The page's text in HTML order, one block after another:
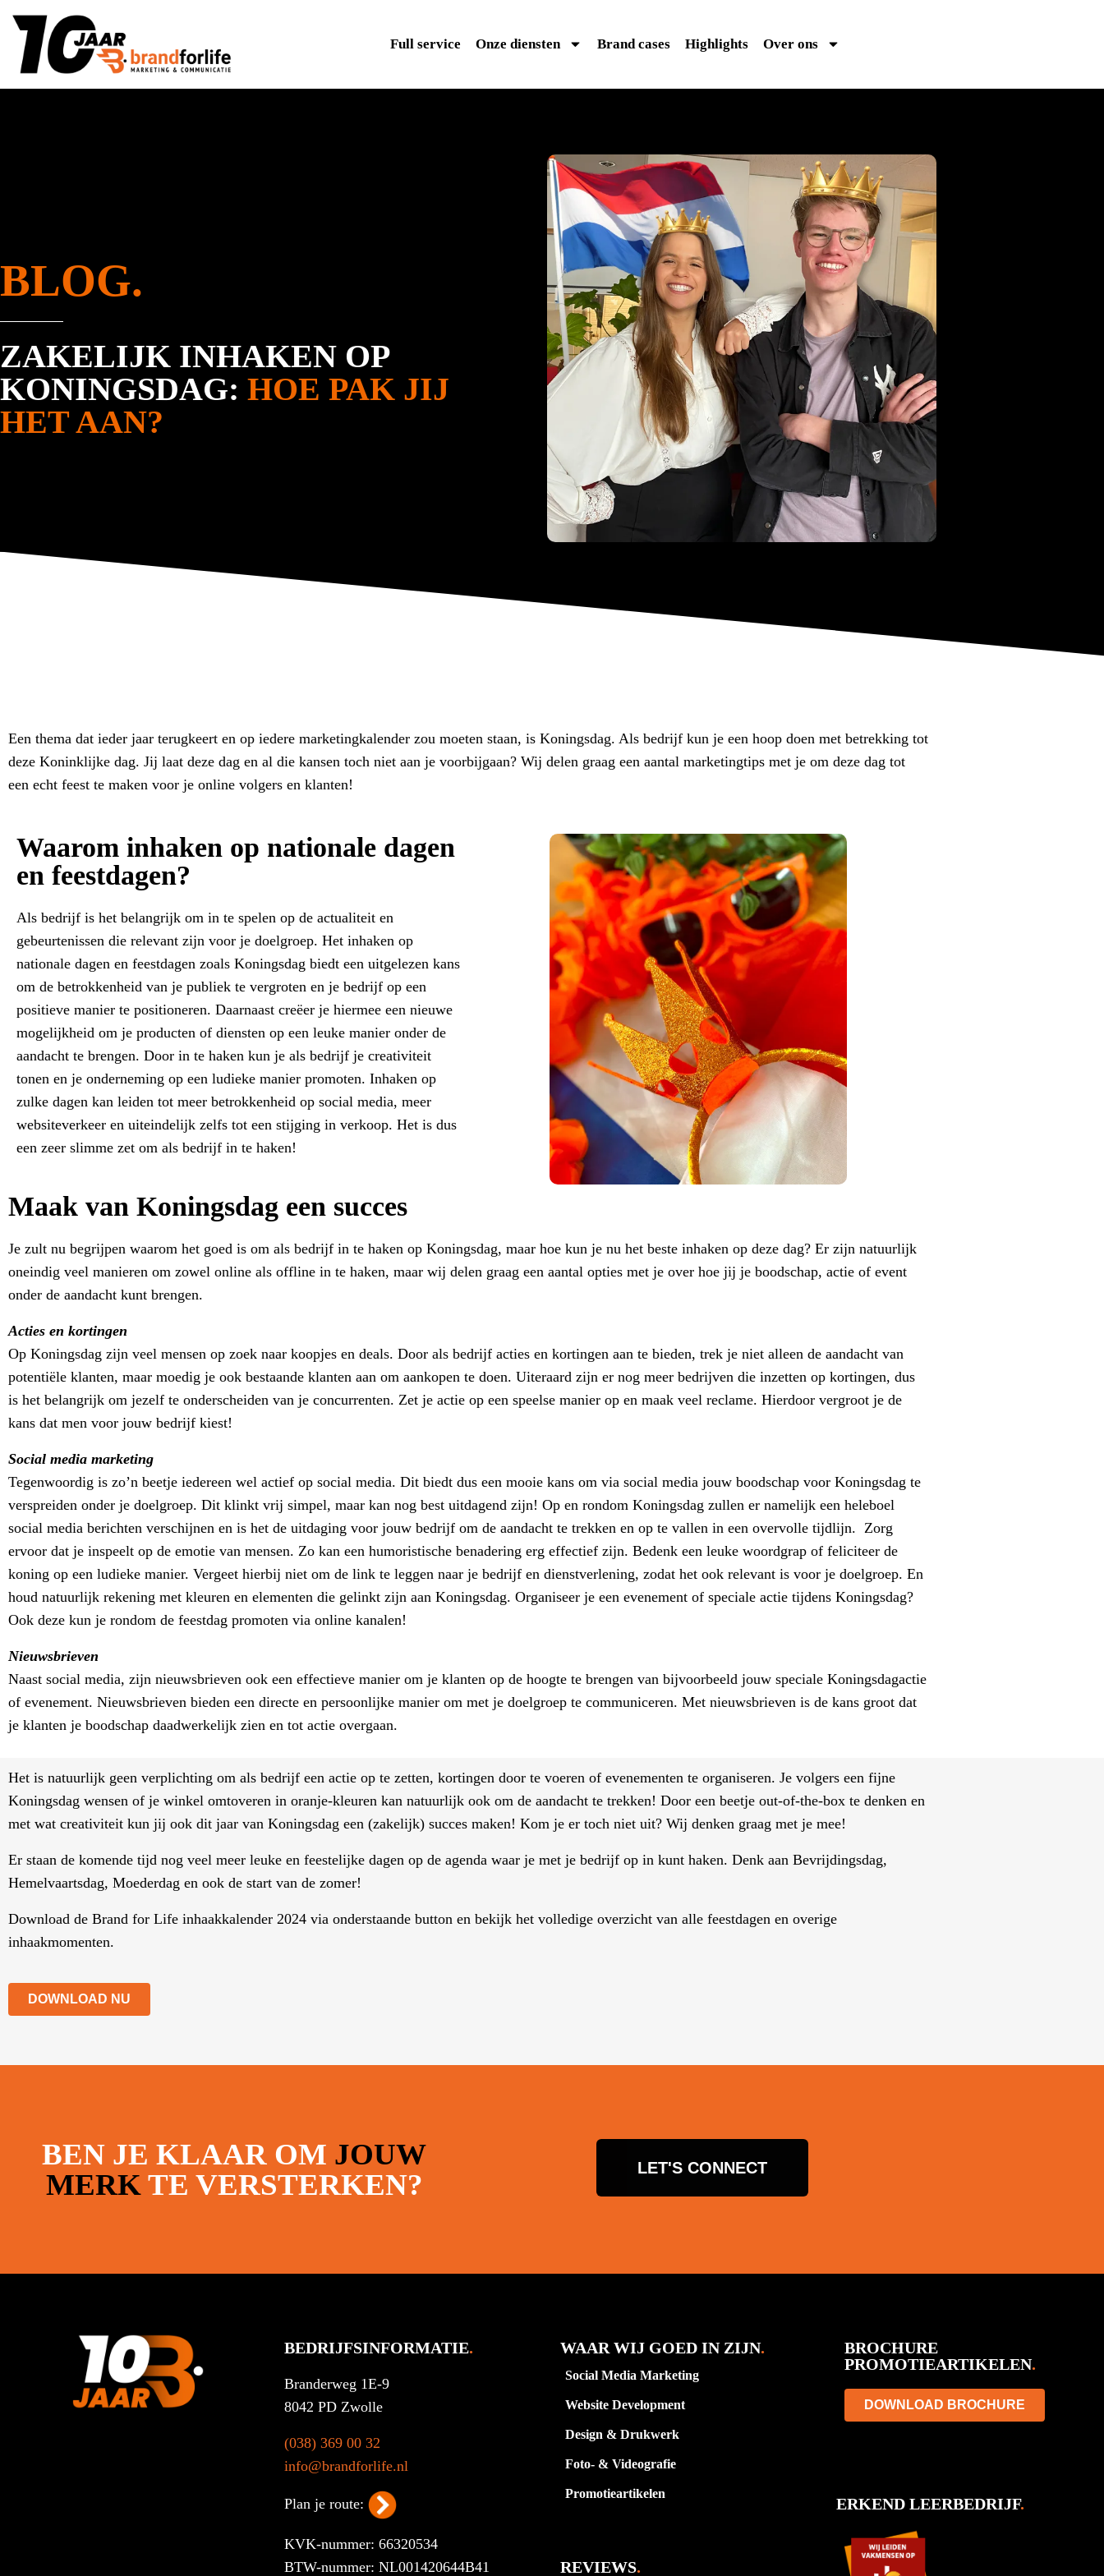
Full service Onze diensten Brand cases Highlights Over ons
BLOG.
ZAKELIJK INHAKEN OP
KONINGSDAG: HOE PAK JIJ
HET AAN?
Een thema dat ieder jaar terugkeert en op iedere marketingkalender zou moeten staan, is Koningsdag. Als bedrijf kun je een hoop doen met betrekking tot
deze Koninklijke dag. Jij laat deze dag en al die kansen toch niet aan je voorbijgaan? Wij delen graag een aantal marketingtips met je om deze dag tot
een echt feest te maken voor je online volgers en klanten!
Waarom inhaken op nationale dagen
en feestdagen?
Als bedrijf is het belangrijk om in te spelen op de actualiteit en
gebeurtenissen die relevant zijn voor je doelgroep. Het inhaken op
nationale dagen en feestdagen zoals Koningsdag biedt een uitgelezen kans
om de betrokkenheid van je publiek te vergroten en je bedrijf op een
positieve manier te positioneren. Daarnaast creëer je hiermee een nieuwe
mogelijkheid om je producten of diensten op een leuke manier onder de
aandacht te brengen. Door in te haken kun je als bedrijf je creativiteit
tonen en je onderneming op een ludieke manier promoten. Inhaken op
zulke dagen kan leiden tot meer betrokkenheid op social media, meer
websiteverkeer en uiteindelijk zelfs tot een stijging in verkoop. Het is dus
een zeer slimme zet om als bedrijf in te haken!
Maak van Koningsdag een succes
Je zult nu begrijpen waarom het goed is om als bedrijf in te haken op Koningsdag, maar hoe kun je nu het beste inhaken op deze dag? Er zijn natuurlijk
oneindig veel manieren om zowel online als offline in te haken, maar wij delen graag een aantal opties met je over hoe jij je boodschap, actie of event
onder de aandacht kunt brengen.
Acties en kortingen
Op Koningsdag zijn veel mensen op zoek naar koopjes en deals. Door als bedrijf acties en kortingen aan te bieden, trek je niet alleen de aandacht van
potentiële klanten, maar moedig je ook bestaande klanten aan om aankopen te doen. Uiteraard zijn er nog meer bedrijven die inzetten op kortingen, dus
is het belangrijk om jezelf te onderscheiden van je concurrenten. Zet je actie op een speelse manier op en maak veel reclame. Hierdoor vergroot je de
kans dat men voor jouw bedrijf kiest!
Social media marketing
Tegenwoordig is zo’n beetje iedereen wel actief op social media. Dit biedt dus een mooie kans om via social media jouw boodschap voor Koningsdag te
verspreiden onder je doelgroep. Dit klinkt vrij simpel, maar kan nog best uitdagend zijn! Op en rondom Koningsdag zullen er namelijk een heleboel
social media berichten verschijnen en is het de uitdaging voor jouw bedrijf om de aandacht te trekken en op te vallen in een overvolle tijdlijn. Zorg
ervoor dat je inspeelt op de emotie van mensen. Zo kan een humoristische benadering erg effectief zijn. Bedenk een leuke woordgrap of feliciteer de
koning op een ludieke manier. Vergeet hierbij niet om de link te leggen naar je bedrijf en dienstverlening, zodat het ook relevant is voor je doelgroep. En
houd natuurlijk rekening met kleuren en elementen die gelinkt zijn aan Koningsdag. Organiseer je een evenement of speciale actie tijdens Koningsdag?
Ook deze kun je rondom de feestdag promoten via online kanalen!
Nieuwsbrieven
Naast social media, zijn nieuwsbrieven ook een effectieve manier om je klanten op de hoogte te brengen van bijvoorbeeld jouw speciale Koningsdagactie
of evenement. Nieuwsbrieven bieden een directe en persoonlijke manier om met je doelgroep te communiceren. Met nieuwsbrieven is de kans groot dat
je klanten je boodschap daadwerkelijk zien en tot actie overgaan.
Het is natuurlijk geen verplichting om als bedrijf een actie op te zetten, kortingen door te voeren of evenementen te organiseren. Je volgers een fijne
Koningsdag wensen of je winkel omtoveren in oranje-kleuren kan natuurlijk ook om de aandacht te trekken! Door een beetje out-of-the-box te denken en
met wat creativiteit kun jij ook dit jaar van Koningsdag een (zakelijk) succes maken! Kom je er toch niet uit? Wij denken graag met je mee!
Er staan de komende tijd nog veel meer leuke en feestelijke dagen op de agenda waar je met je bedrijf op in kunt haken. Denk aan Bevrijdingsdag,
Hemelvaartsdag, Moederdag en ook de start van de zomer!
Download de Brand for Life inhaakkalender 2024 via onderstaande button en bekijk het volledige overzicht van alle feestdagen en overige
inhaakmomenten.
DOWNLOAD NU
BEN JE KLAAR OM JOUW
MERKTE VERSTERKEN? LET'S CONNECT
BEDRIJFSINFORMATIE.
Branderweg 1E-9
8042 PD Zwolle
(038) 369 00 32
info@brandforlife.nl
Plan je route:
KVK-nummer: 66320534
BTW-nummer: NL001420644B41
WAAR WIJ GOED IN ZIJN.
Social Media Marketing
Website Development
Design & Drukwerk
Foto- & Videografie
Promotieartikelen
REVIEWS.
BROCHURE
PROMOTIEARTIKELEN.
DOWNLOAD BROCHURE
ERKEND LEERBEDRIJF.